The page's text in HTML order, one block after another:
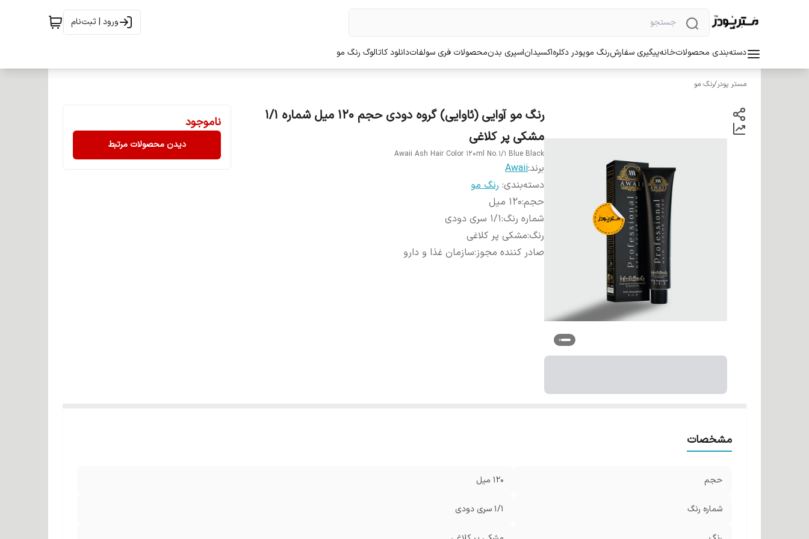
ورود | ثبت‌نام
دسته‌بندی محصولاتخانهپیگیری سفارشرنگ موپودر دکلرهاکسیداناسپری بدنمحصولات فری سولفاتدانلود کاتالوگ رنگ مو
مستر پودر/رنگ مو
رنگ مو آوایی (ئاوایی) گروه دودی حجم 120 میل شماره 1/1
مشکی پر کلاغی
Awaii Ash Hair Color 120ml No.1/1 Blue Black
برند:Awaii
دسته‌بندی: رنگ مو
حجم:120 میل
شماره رنگ:1/1 سری دودی
رنگ:مشکی پر کلاغی
صادر کننده مجوز:سازمان غذا و دارو
ناموجود
دیدن محصولات مرتبط
مشخصات
حجم 120 میل
شماره رنگ 1/1 سری دودی